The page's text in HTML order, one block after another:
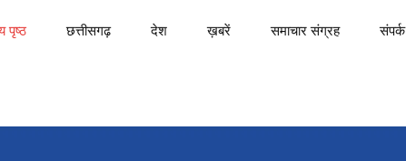
पृष्ठ छत्तीसगढ़ देश ख़बरें समाचार संग्रह संपर्क